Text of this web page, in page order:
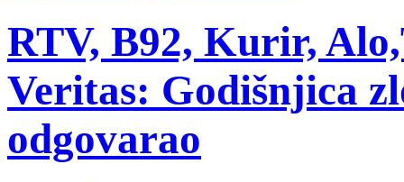
RTV, B92, Kurir,
Veritas: Godišnjica
odgovarao